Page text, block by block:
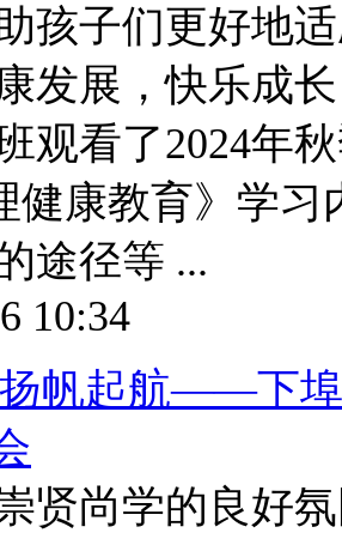
孩子们更好地
发展，快乐成
观看了2024年
健康教育》学
途径等 ...
10:34
帆起航——下埠
贤尚学的良好